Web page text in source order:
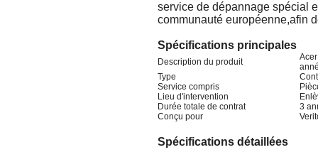
service de dépannage spécial
communauté européenne,afin
Spécifications principales
Description du produit
Type
Service compris
Lieu d'intervention
Durée totale de contrat
3
Conçu pour
Spécifications détaillées